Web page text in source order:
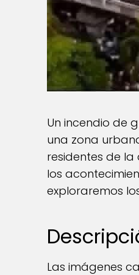
Un incendio de
una zona
residentes de
los
exploraremos
Las imágenes